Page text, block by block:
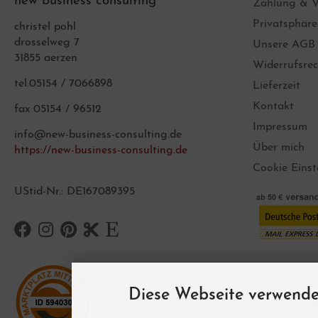
christel pohl
drosselweg 7
31855 aerzen
tel.05154 / 7066898
fax 05154 / 96512
info@new-business-consulting.de
https://new-business-consulting.de
UStid-Nr.: DE167089395
Zahlung &
Unsere AGB
Lieferzeit
Kontakt
Impressum
Über mich
Cookie
Diese Webseite